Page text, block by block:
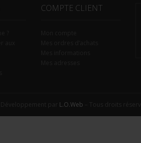
COMPTE CLIENT
L.O.Web